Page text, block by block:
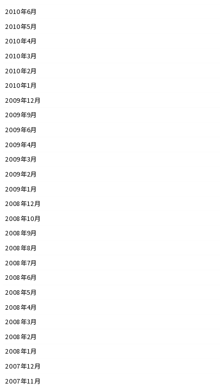
2010年6月
2010年5月
2010年4月
2010年3月
2010年2月
2010年1月
2009年12月
2009年9月
2009年6月
2009年4月
2009年3月
2009年2月
2009年1月
2008年12月
2008年10月
2008年9月
2008年8月
2008年7月
2008年6月
2008年5月
2008年4月
2008年3月
2008年2月
2008年1月
2007年12月
2007年11月